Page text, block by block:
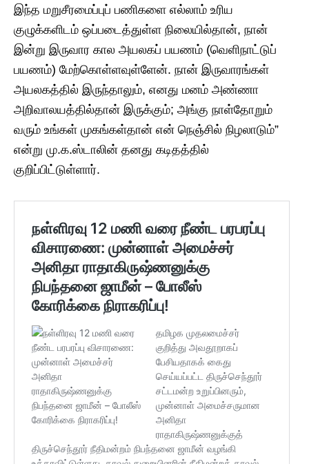
​இந்த மறுசீரமைப்புப் பணிகளை எல்லாம் உரிய
குழுக்களிடம் ஒப்படைத்துள்ள நிலையில்தான், நான்
இன்று இருவார கால அயலகப் பயணம் (வெளிநாட்டுப்
பயணம்) மேற்கொள்ளவுள்ளேன். நான் இருவாரங்கள்
அயலகத்தில் இருந்தாலும், எனது மனம் அண்ணா
அறிவாலயத்தில்தான் இருக்கும்; அங்கு நாள்தோறும்
வரும் உங்கள் முகங்கள்தான் என் நெஞ்சில் நிழலாடும்”
என்று மு.க.ஸ்டாலின் தனது கடிதத்தில்
குறிப்பிட்டுள்ளார்.